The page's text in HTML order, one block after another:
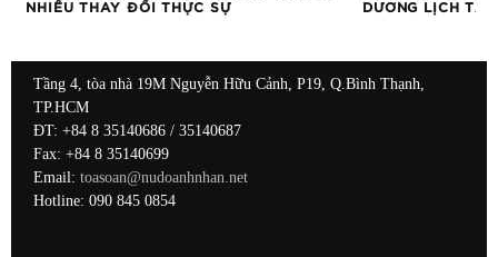
NHIỀU THAY ĐỔI THỰC SỰ
DƯƠNG LỊCH TẠI
Tầng 4, tòa nhà 19M Nguyễn Hữu Cảnh, P19, Q.Bình Thạnh,
TP.HCM
ĐT: +84 8 35140686 / 35140687
Fax: +84 8 35140699
Email: toasoan@nudoanhnhan.net
Hotline: 090 845 0854